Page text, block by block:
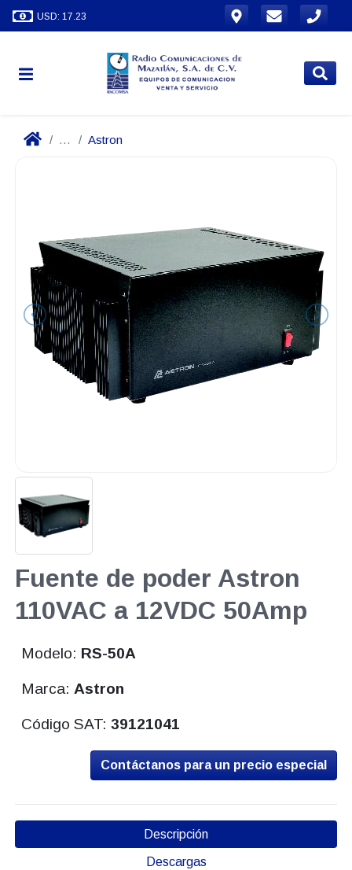
USD: 17.23
... Astron
Fuente de poder Astron
110VAC a 12VDC 50Amp
Modelo: RS-50A
Marca: Astron
Código SAT:39121041
Contáctanos para un precio especial
Descripción
Descargas